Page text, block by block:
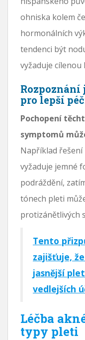
ohniska kolem
hormonálních
tendenci být
vyžaduje cílenou
pro lepší
Pochopení
symptomů
Například
vyžaduje jemné
podráždění,
tónech pleti
protizánětlivých
Tento
zajišťuje,
jasnější
vedlejších
Léčba
typy pleti